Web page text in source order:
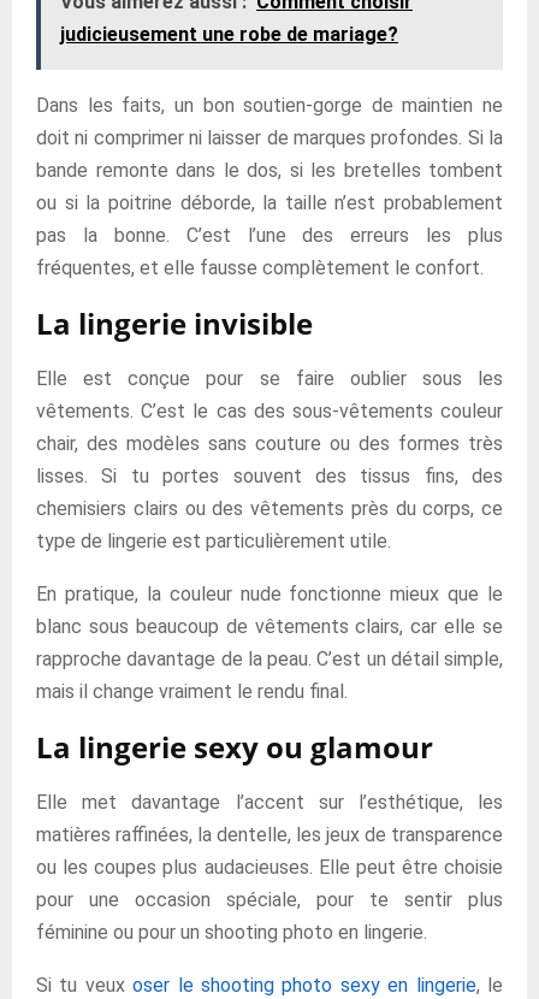
judicieusement une robe de mariage?
Dans les faits, un bon soutien-gorge de maintien ne
doit ni comprimer ni laisser de marques profondes. Si la
bande remonte dans le dos, si les bretelles tombent
ou si la poitrine déborde, la taille n’est probablement
pas la bonne. C’est l’une des erreurs les plus
fréquentes, et elle fausse complètement le confort.
La lingerie invisible
Elle est conçue pour se faire oublier sous les
vêtements. C’est le cas des sous-vêtements couleur
chair, des modèles sans couture ou des formes très
lisses. Si tu portes souvent des tissus fins, des
chemisiers clairs ou des vêtements près du corps, ce
type de lingerie est particulièrement utile.
En pratique, la couleur nude fonctionne mieux que le
blanc sous beaucoup de vêtements clairs, car elle se
rapproche davantage de la peau. C’est un détail simple,
mais il change vraiment le rendu final.
La lingerie sexy ou glamour
Elle met davantage l’accent sur l’esthétique, les
matières raffinées, la dentelle, les jeux de transparence
ou les coupes plus audacieuses. Elle peut être choisie
pour une occasion spéciale, pour te sentir plus
féminine ou pour un shooting photo en lingerie.
Si tu veuxoser le shooting photo sexy en lingerie, le